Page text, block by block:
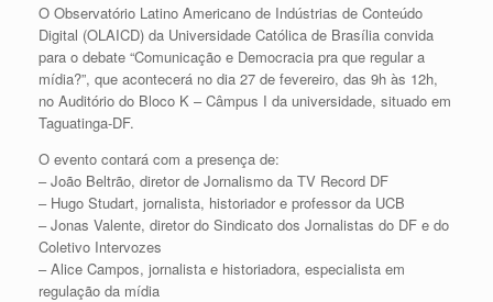
O Observatório Latino Americano de Indústrias de Conteúdo
Digital (OLAICD) da Universidade Católica de Brasília convida
para o debate “Comunicação e Democracia pra que regular a
mídia?”, que acontecerá no dia 27 de fevereiro, das 9h às 12h,
no Auditório do Bloco K – Câmpus I da universidade, situado em
Taguatinga-DF.
O evento contará com a presença de:
– João Beltrão, diretor de Jornalismo da TV Record DF
– Hugo Studart, jornalista, historiador e professor da UCB
– Jonas Valente, diretor do Sindicato dos Jornalistas do DF e do
Coletivo Intervozes
– Alice Campos, jornalista e historiadora, especialista em
regulação da mídia